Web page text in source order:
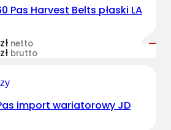
Pas Harvest Belts płaski LA
zł netto
zł brutto
import wariatorowy JD